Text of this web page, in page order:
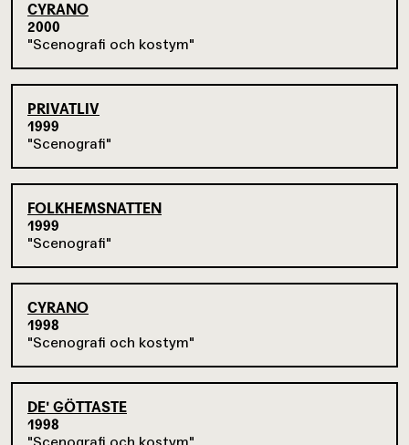
CYRANO
2000
Scenografi och kostym
PRIVATLIV
1999
Scenografi
FOLKHEMSNATTEN
1999
Scenografi
CYRANO
1998
Scenografi och kostym
DE' GÖTTASTE
1998